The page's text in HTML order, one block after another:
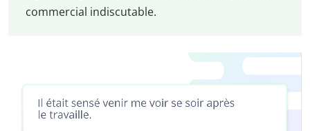
commercial indiscutable.